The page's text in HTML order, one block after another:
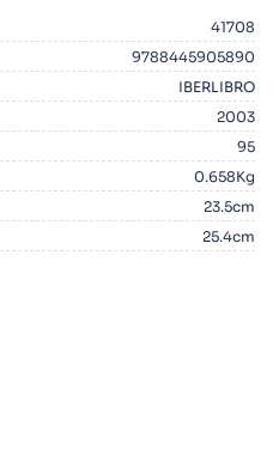
41708
9788445905890
IBERLIBRO
2003
95
0.658Kg
23.5cm
25.4cm